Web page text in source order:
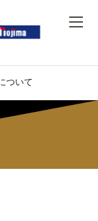
ついて